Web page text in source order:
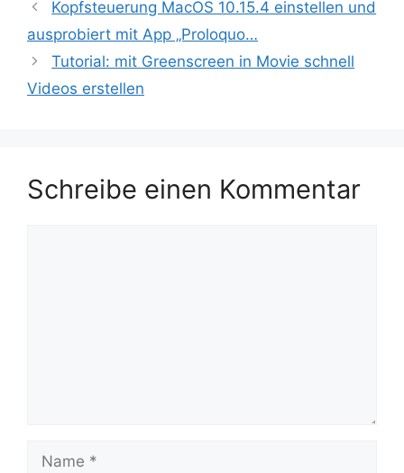
Kopfsteuerung MacOS 10.15.4 einstellen und
ausprobiert mit App „Proloquo…
Tutorial: mit Greenscreen in Movie schnell
Videos erstellen
Schreibe einen Kommentar
Name